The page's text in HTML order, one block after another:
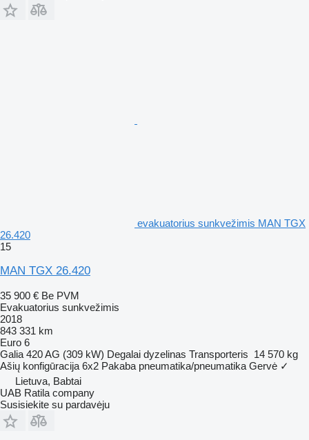
evakuatorius sunkvežimis MAN TGX
26.420
15
MAN TGX 26.420
35 900 € Be PVM
Evakuatorius sunkvežimis
2018
843 331 km
Euro 6
Galia 420 AG (309 kW) Degalai dyzelinas Transporteris 14 570 kg
Ašių konfigūracija 6x2 Pakaba pneumatika/pneumatika Gervė ✓
Lietuva, Babtai
UAB Ratila company
Susisiekite su pardavėju